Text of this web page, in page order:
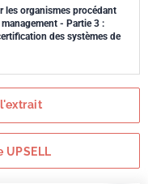
les organismes procédant
- Partie 3 :
des systèmes de
UPSELL